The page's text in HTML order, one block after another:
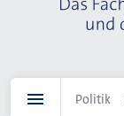
Politik